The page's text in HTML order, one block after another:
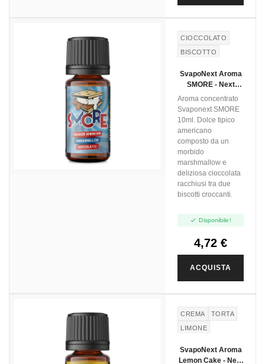
CIOCCOLATO
BISCOTTO
SvapoNext Aroma
SMORE - Next
Flavour - 10ml
Aroma concentrato
Svaponext SMORE
10ml. Dolce tipico
americano
composto da un
morbido
marshmallow e
deliziosa cioccolata
racchiusi tra due
biscotti croccanti.
 Disponibile!
4,72 €
ACQUISTA
CREMA
TORTA
LIMONE
SvapoNext Aroma
Lemon Cake - Next